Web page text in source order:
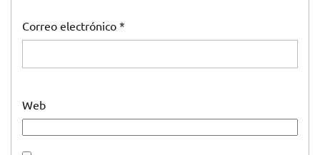
Correo electrónico *
Web